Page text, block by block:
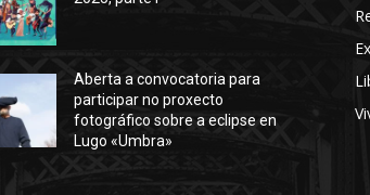
Aberta a convocatoria para
participar no proxecto
fotográfico sobre a eclipse en
Lugo «Umbra»